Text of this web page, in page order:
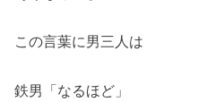
この言葉に男三人は
鉄男「なるほど」